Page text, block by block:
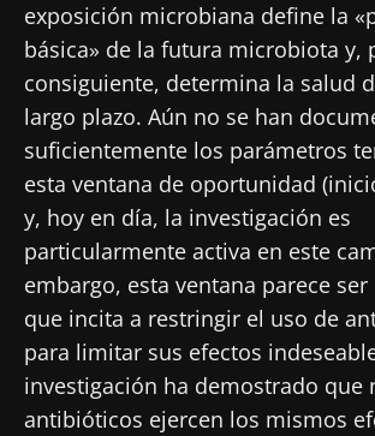
exposición microbiana define la
básica» de la futura microbiota y,
consiguiente, determina la salud
largo plazo. Aún no se han
suficientemente los parámetros
esta ventana de oportunidad
y, hoy en día, la investigación es
particularmente activa en este
embargo, esta ventana parece
que incita a restringir el uso de
para limitar sus efectos
investigación ha demostrado que
antibióticos ejercen los mismos